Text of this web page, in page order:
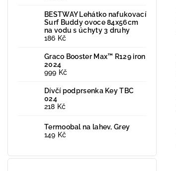
BESTWAY Lehátko nafukovací
Surf Buddy ovoce 84x56cm
na vodu s úchyty 3 druhy
186 Kč
Graco Booster Max™ R129 iron
2024
999 Kč
Dívčí podprsenka Key TBC
024
218 Kč
Termoobal na lahev, Grey
149 Kč